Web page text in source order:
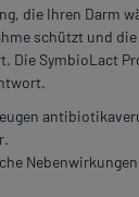
die Ihren Darm
schützt und
Die SymbioLact